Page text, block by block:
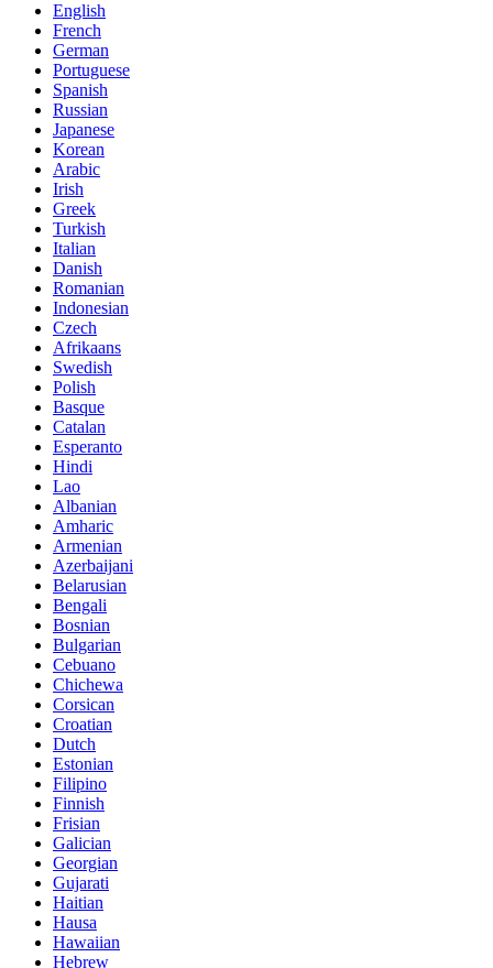
English
French
German
Portuguese
Spanish
Russian
Japanese
Korean
Arabic
Irish
Greek
Turkish
Italian
Danish
Romanian
Indonesian
Czech
Afrikaans
Swedish
Polish
Basque
Catalan
Esperanto
Hindi
Lao
Albanian
Amharic
Armenian
Azerbaijani
Belarusian
Bengali
Bosnian
Bulgarian
Cebuano
Chichewa
Corsican
Croatian
Dutch
Estonian
Filipino
Finnish
Frisian
Galician
Georgian
Gujarati
Haitian
Hausa
Hawaiian
Hebrew